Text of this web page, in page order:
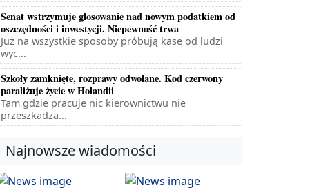
Senat wstrzymuje głosowanie nad nowym podatkiem od
oszczędności i inwestycji. Niepewność trwa
Już na wszystkie sposoby próbują kase od ludzi
wyc...
Szkoły zamknięte, rozprawy odwołane. Kod czerwony
paraliżuje życie w Holandii
Tam gdzie pracuje nic kierownictwu nie
przeszkadza...
Najnowsze wiadomości